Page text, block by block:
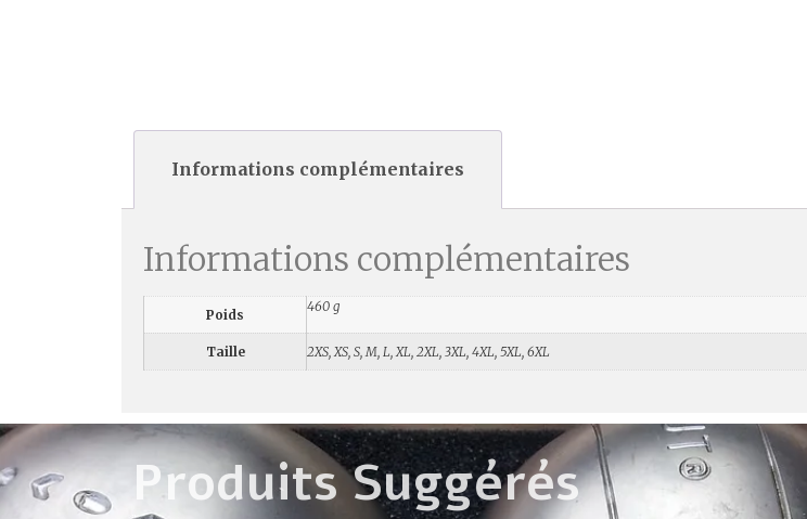
Informations complémentaires
Informations complémentaires
Poids
460 g
Taille 2XS, XS, S, M, L, XL, 2XL, 3XL, 4XL, 5XL, 6XL
Produits Suggérés